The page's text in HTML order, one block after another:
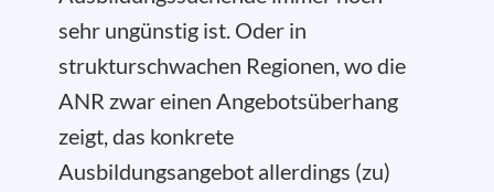
sehr ungünstig ist. Oder in
strukturschwachen Regionen, wo die
ANR zwar einen Angebotsüberhang
zeigt, das konkrete
Ausbildungsangebot allerdings (zu)